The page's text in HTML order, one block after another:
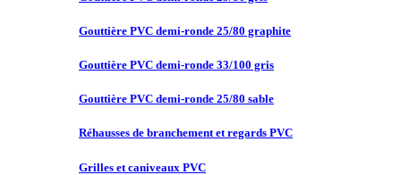
Gouttière PVC demi-ronde 25/80 graphite
Gouttière PVC demi-ronde 33/100 gris
Gouttière PVC demi-ronde 25/80 sable
Réhausses de branchement et regards PVC
Grilles et caniveaux PVC